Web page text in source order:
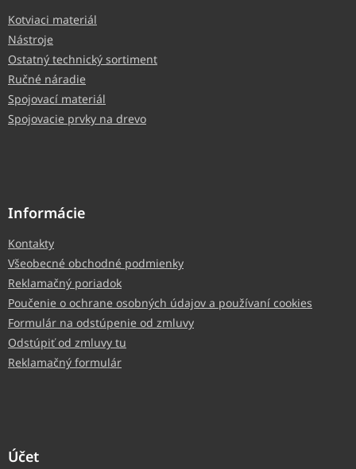
Kotviaci materiál
Nástroje
Ostatný technický sortiment
Ručné náradie
Spojovací materiál
Spojovacie prvky na drevo
Informácie
Kontakty
Všeobecné obchodné podmienky
Reklamačný poriadok
Poučenie o ochrane osobných údajov a používaní cookies
Formulár na odstúpenie od zmluvy
Odstúpiť od zmluvy tu
Reklamačný formulár
Účet